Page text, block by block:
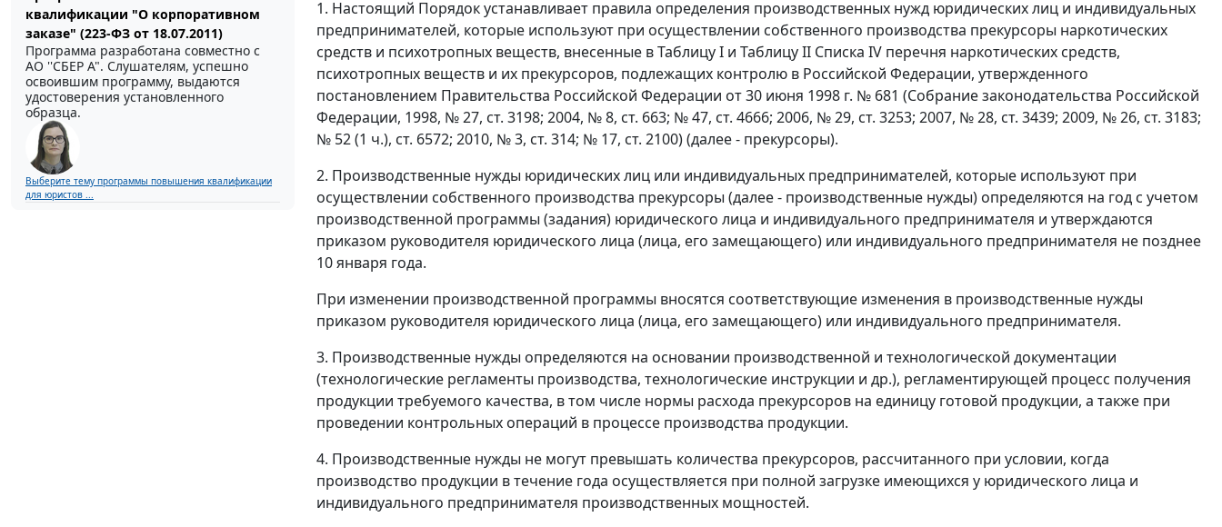
квалификации "О корпоративном
заказе" (223-ФЗ от 18.07.2011)
Программа разработана совместно с
АО ''СБЕР А". Слушателям, успешно
освоившим программу, выдаются
удостоверения установленного
образца.
Выберите тему программы повышения квалификации
для юристов ...
1. Настоящий Порядок устанавливает правила определения производственных нужд юридических лиц и индивидуальных
предпринимателей, которые используют при осуществлении собственного производства прекурсоры наркотических
средств и психотропных веществ, внесенные в Таблицу I и Таблицу II Списка IV перечня наркотических средств,
психотропных веществ и их прекурсоров, подлежащих контролю в Российской Федерации, утвержденного
постановлением Правительства Российской Федерации от 30 июня 1998 г. № 681 (Собрание законодательства Российской
Федерации, 1998, № 27, ст. 3198; 2004, № 8, ст. 663; № 47, ст. 4666; 2006, № 29, ст. 3253; 2007, № 28, ст. 3439; 2009, № 26, ст. 3183;
№ 52 (1 ч.), ст. 6572; 2010, № 3, ст. 314; № 17, ст. 2100) (далее - прекурсоры).
2. Производственные нужды юридических лиц или индивидуальных предпринимателей, которые используют при
осуществлении собственного производства прекурсоры (далее - производственные нужды) определяются на год с учетом
производственной программы (задания) юридического лица и индивидуального предпринимателя и утверждаются
приказом руководителя юридического лица (лица, его замещающего) или индивидуального предпринимателя не позднее
10 января года.
При изменении производственной программы вносятся соответствующие изменения в производственные нужды
приказом руководителя юридического лица (лица, его замещающего) или индивидуального предпринимателя.
3. Производственные нужды определяются на основании производственной и технологической документации
(технологические регламенты производства, технологические инструкции и др.), регламентирующей процесс получения
продукции требуемого качества, в том числе нормы расхода прекурсоров на единицу готовой продукции, а также при
проведении контрольных операций в процессе производства продукции.
4. Производственные нужды не могут превышать количества прекурсоров, рассчитанного при условии, когда
производство продукции в течение года осуществляется при полной загрузке имеющихся у юридического лица и
индивидуального предпринимателя производственных мощностей.